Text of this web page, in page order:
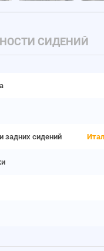
СИДЕНИЙ
задних сидений